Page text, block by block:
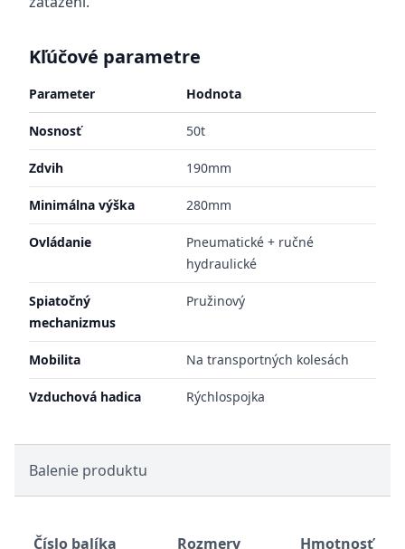
Kľúčové parametre
Parameter Hodnota
Nosnosť 50t
Zdvih 190mm
Minimálna výška 280mm
Ovládanie
Pneumatické + ručné
hydraulické
Spiatočný
mechanizmus
Pružinový
Mobilita Na transportných kolesách
Vzduchová hadica Rýchlospojka
Balenie produktu
Číslo balíka Rozmery
Hmotnosť